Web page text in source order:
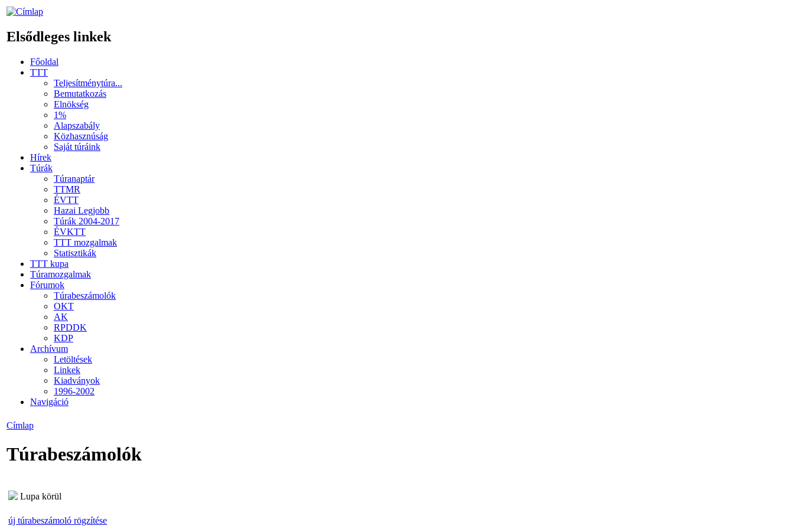
Elsődleges linkek
Főoldal
TTT
Teljesítménytúra...
Bemutatkozás
Elnökség
1%
Alapszabály
Közhasznúság
Saját túráink
Hírek
Túrák
Túranaptár
TTMR
ÉVTT
Hazai Legjobb
Túrák 2004-2017
ÉVKTT
TTT mozgalmak
Statisztikák
TTT kupa
Túramozgalmak
Fórumok
Túrabeszámolók
OKT
AK
RPDDK
KDP
Archívum
Letöltések
Linkek
Kiadványok
1996-2002
Navigáció
Címlap
Túrabeszámolók
Lupa körül
új túrabeszámoló rögzítése